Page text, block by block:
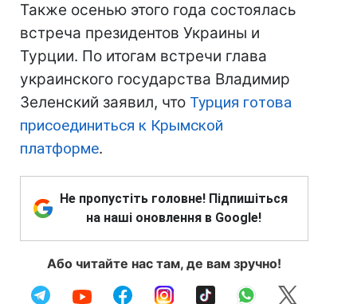
Также осенью этого года состоялась
встреча президентов Украины и
Турции. По итогам встречи глава
украинского государства Владимир
Зеленский заявил, что Турция готова
присоединиться к Крымской
платформе.
Не пропустіть головне! Підпишіться
на наші оновлення в Google!
Або читайте нас там, де вам зручно!